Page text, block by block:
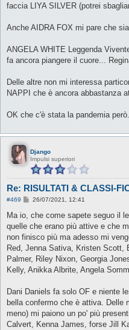
faccia LIYA SILVER (potrei
Anche AIDRA FOX mi pare che
ANGELA WHITE Leggenda
fa ancora piangere il cuore...
Delle altre non mi interessa
NAPPI che è ancora abbastanza
OK che c'è stata la pandemia
Django
Impulsi superiori
Re: RISULTATI & CLASSI-
#469
M
s
a
g
i
o
26/07/2021, 12:41
Ma io, che come sapete seguo il
quelle che erano più attive e che
non finisco più ma adesso mi
Red, Jenna Sativa, Kristen Scott,
Palmer, Riley Nixon, Georgia
Kelly, Anikka Albrite, Angela
Dani Daniels fa solo OF e niente
bella confermo che è attiva. Delle
meno) mi paiono un po' più
Calvert, Kenna James, forse Jill